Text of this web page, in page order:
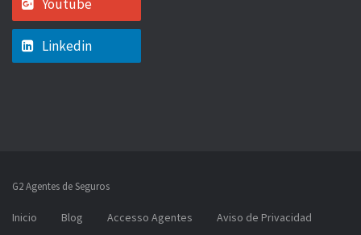
Youtube
Linkedin
G2 Agentes de Seguros
Inicio Blog Accesso Agentes
Aviso de Privacidad